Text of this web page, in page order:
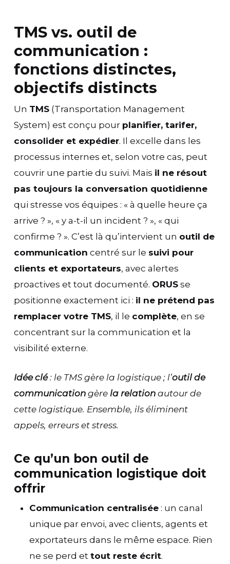
TMS vs. outil de
communication :
fonctions distinctes,
objectifs distincts
Un TMS(Transportation Management
System) est conçu pour planifier, tarifer,
consolider et expédier. Il excelle dans les
processus internes et, selon votre cas, peut
couvrir une partie du suivi. Mais il ne résout
pas toujours la conversation quotidienne
qui stresse vos équipes : « à quelle heure ça
arrive ? », « y a-t-il un incident ? », « qui
confirme ? ». C’est là qu’intervient un outil de
communication centré sur le suivi pour
clients et exportateurs, avec alertes
proactives et tout documenté. ORUSse
positionne exactement ici : il ne prétend pas
remplacer votre TMS, il le complète, en se
concentrant sur la communication et la
visibilité externe.
Idée clé: le TMS gère la logistique ; l’outil de
communicationgère la relationautour de
cette logistique. Ensemble, ils éliminent
appels, erreurs et stress.
Ce qu’un bon outil de
communication logistique doit
offrir
Communication centralisée: un canal
unique par envoi, avec clients, agents et
exportateurs dans le même espace. Rien
ne se perd et tout reste écrit.